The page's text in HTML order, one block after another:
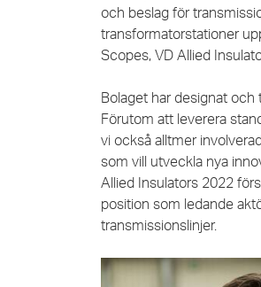
och beslag för
transformatorstationer
Scopes, VD Allied
Bolaget har designat och
Förutom att leverera
vi också alltmer
som vill utveckla nya
Allied Insulators 2022
position som ledande
transmissionslinjer.